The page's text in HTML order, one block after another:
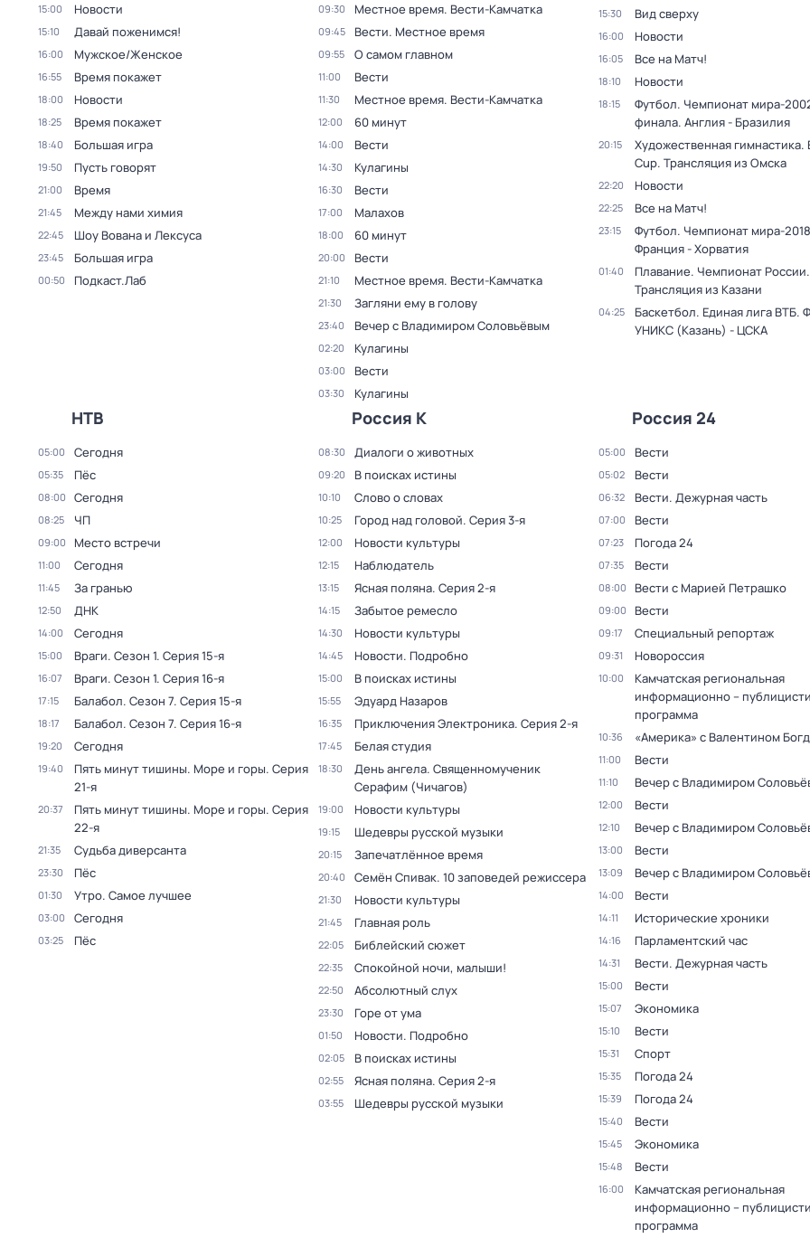
15:00 Новости
15:10 Давай поженимся!
16:00 Мужское/Женское
16:55 Время покажет
18:00 Новости
18:25 Время покажет
18:40 Большая игра
19:50 Пусть говорят
21:00 Время
21:45 Между нами химия
22:45 Шоу Вована и Лексуса
23:45 Большая игра
00:50 Подкаст.Лаб
09:30 Местное время. Вести-Камчатка
09:45 Вести. Местное время
09:55 О самом главном
11:00 Вести
11:30 Местное время. Вести-Камчатка
12:00 60 минут
14:00 Вести
14:30 Кулагины
16:30 Вести
17:00 Малахов
18:00 60 минут
20:00 Вести
21:10 Местное время. Вести-Камчатка
21:30 Загляни ему в голову
23:40 Вечер с Владимиром Соловьёвым
02:20 Кулагины
03:00 Вести
03:30 Кулагины
15:30 Вид сверху
16:00 Новости
16:05 Все на Матч!
18:10 Новости
18:15
Футбол. Чемпионат мира-
финала. Англия - Бразилия
20:15
Художественная гимнастика.
Cup. Трансляция из Омска
22:20 Новости
22:25 Все на Матч!
23:15
Футбол. Чемпионат мира-
Франция - Хорватия
01:40
Плавание. Чемпионат России.
Трансляция из Казани
04:25
Баскетбол. Единая лига ВТБ.
УНИКС (Казань) - ЦСКА
НТВ
05:00 Сегодня
05:35 Пёс
08:00 Сегодня
08:25 ЧП
09:00 Место встречи
11:00 Сегодня
11:45 За гранью
12:50 ДНК
14:00 Сегодня
15:00 Враги. Сезон 1. Серия 15-я
16:07 Враги. Сезон 1. Серия 16-я
17:15 Балабол. Сезон 7. Серия 15-я
18:17 Балабол. Сезон 7. Серия 16-я
19:20 Сегодня
19:40 Пять минут тишины. Море и горы. Серия
21-я
20:37 Пять минут тишины. Море и горы. Серия
22-я
21:35 Судьба диверсанта
23:30 Пёс
01:30 Утро. Самое лучшее
03:00 Сегодня
03:25 Пёс
Россия К
08:30 Диалоги о животных
09:20 В поисках истины
10:10 Слово о словах
10:25 Город над головой. Серия 3-я
12:00 Новости культуры
12:15 Наблюдатель
13:15 Ясная поляна. Серия 2-я
14:15 Забытое ремесло
14:30 Новости культуры
14:45 Новости. Подробно
15:00 В поисках истины
15:55 Эдуард Назаров
16:35 Приключения Электроника. Серия 2-я
17:45 Белая студия
18:30
День ангела. Священномученик
Серафим (Чичагов)
19:00 Новости культуры
19:15 Шедевры русской музыки
20:15 Запечатлённое время
20:40 Семён Спивак. 10 заповедей режиссера
21:30 Новости культуры
21:45 Главная роль
22:05 Библейский сюжет
22:35 Спокойной ночи, малыши!
22:50 Абсолютный слух
23:30 Горе от ума
01:50 Новости. Подробно
02:05 В поисках истины
02:55 Ясная поляна. Серия 2-я
03:55 Шедевры русской музыки
Россия 24
05:00 Вести
05:02 Вести
06:32 Вести. Дежурная часть
07:00 Вести
07:23 Погода 24
07:35 Вести
08:00 Вести с Марией Петрашко
09:00 Вести
09:17 Специальный репортаж
09:31 Новороссия
10:00
Камчатская региональная
информационно –
программа
10:36 «Америка» с Валентином
11:00 Вести
11:10 Вечер с Владимиром
12:00 Вести
12:10 Вечер с Владимиром
13:00 Вести
13:09 Вечер с Владимиром
14:00 Вести
14:11 Исторические хроники
14:16 Парламентский час
14:31 Вести. Дежурная часть
15:00 Вести
15:07 Экономика
15:10 Вести
15:31 Спорт
15:35 Погода 24
15:39 Погода 24
15:40 Вести
15:45 Экономика
15:48 Вести
16:00
Камчатская региональная
информационно –
программа